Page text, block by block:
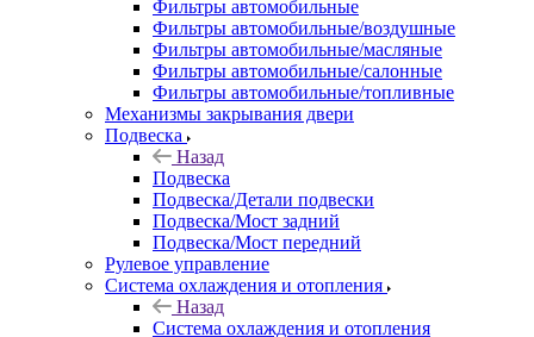
Фильтры автомобильные
Фильтры автомобильные/воздушные
Фильтры автомобильные/масляные
Фильтры автомобильные/салонные
Фильтры автомобильные/топливные
Механизмы закрывания двери
Подвеска
Назад
Подвеска
Подвеска/Детали подвески
Подвеска/Мост задний
Подвеска/Мост передний
Рулевое управление
Система охлаждения и отопления
Назад
Система охлаждения и отопления